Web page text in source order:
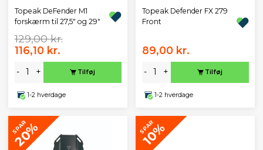
Topeak DeFender M1
forskærm til 27,5" og 29"
129,00 kr.
116,10 kr.
- + Tilføj
1-2 hverdage
Topeak Defender FX 279
Front
89,00 kr.
- + Tilføj
1-2 hverdage
SPAR
20% SPAR
10%